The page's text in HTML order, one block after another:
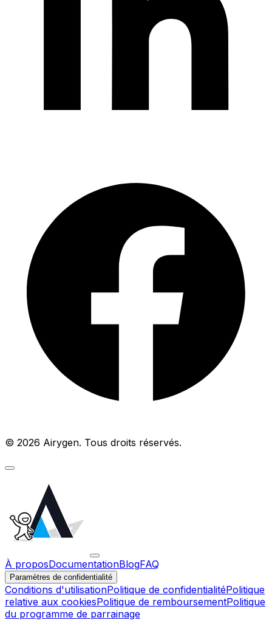
© 2026 Airygen. Tous droits réservés.
À proposDocumentationBlogFAQ
Paramètres de confidentialité
Conditions d'utilisationPolitique de confidentialitéPolitique
relative aux cookiesPolitique de remboursementPolitique
du programme de parrainage